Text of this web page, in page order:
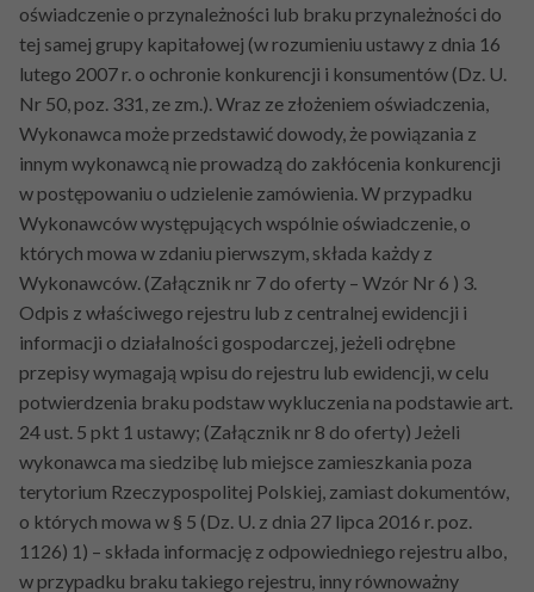
oświadczenie o przynależności lub braku przynależności do
tej samej grupy kapitałowej (w rozumieniu ustawy z dnia 16
lutego 2007 r. o ochronie konkurencji i konsumentów (Dz. U.
Nr 50, poz. 331, ze zm.). Wraz ze złożeniem oświadczenia,
Wykonawca może przedstawić dowody, że powiązania z
innym wykonawcą nie prowadzą do zakłócenia konkurencji
w postępowaniu o udzielenie zamówienia. W przypadku
Wykonawców występujących wspólnie oświadczenie, o
których mowa w zdaniu pierwszym, składa każdy z
Wykonawców. (Załącznik nr 7 do oferty – Wzór Nr 6 ) 3.
Odpis z właściwego rejestru lub z centralnej ewidencji i
informacji o działalności gospodarczej, jeżeli odrębne
przepisy wymagają wpisu do rejestru lub ewidencji, w celu
potwierdzenia braku podstaw wykluczenia na podstawie art.
24 ust. 5 pkt 1 ustawy; (Załącznik nr 8 do oferty) Jeżeli
wykonawca ma siedzibę lub miejsce zamieszkania poza
terytorium Rzeczypospolitej Polskiej, zamiast dokumentów,
o których mowa w § 5 (Dz. U. z dnia 27 lipca 2016 r. poz.
1126) 1) – składa informację z odpowiedniego rejestru albo,
w przypadku braku takiego rejestru, inny równoważny